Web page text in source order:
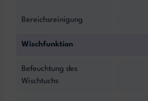
Bereichsreinigung
Wischfunktion
Befeuchtung des
Wischtuchs